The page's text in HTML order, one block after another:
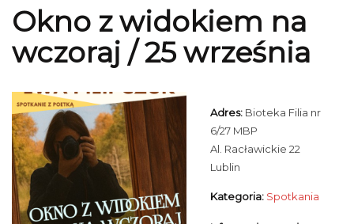
Okno z widokiem na
wczoraj / 25 września
Adres: Bioteka Filia nr
6/27 MBP
Al. Racławickie 22
Lublin
Kategoria: Spotkania